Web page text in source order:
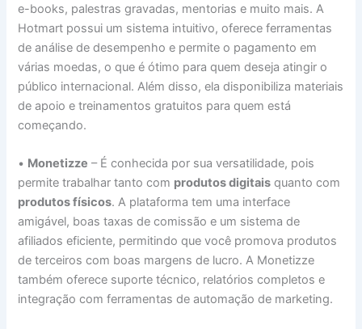
e-books, palestras gravadas, mentorias e muito mais. A
Hotmart possui um sistema intuitivo, oferece ferramentas
de análise de desempenho e permite o pagamento em
várias moedas, o que é ótimo para quem deseja atingir o
público internacional. Além disso, ela disponibiliza materiais
de apoio e treinamentos gratuitos para quem está
começando.
• Monetizze – É conhecida por sua versatilidade, pois
permite trabalhar tanto com produtos digitais quanto com
produtos físicos. A plataforma tem uma interface
amigável, boas taxas de comissão e um sistema de
afiliados eficiente, permitindo que você promova produtos
de terceiros com boas margens de lucro. A Monetizze
também oferece suporte técnico, relatórios completos e
integração com ferramentas de automação de marketing.